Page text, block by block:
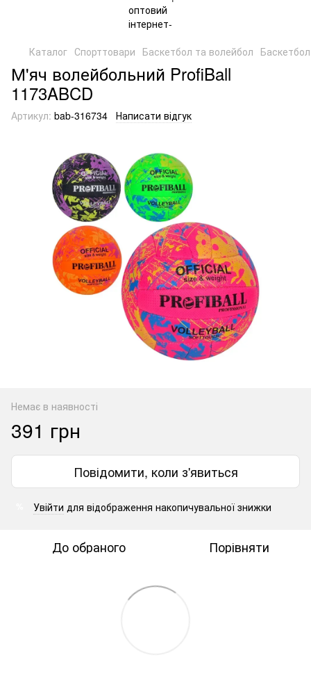
Каталог Спорттовари Баскетбол та волейбол
М'яч волейбольний ProfiBall
1173ABCD
Артикул: bab-316734 Написати відгук
Немає в наявності
391 грн
Повідомити, коли з'явиться
Увійти для відображення накопичувальної знижки
До обраного Порівняти